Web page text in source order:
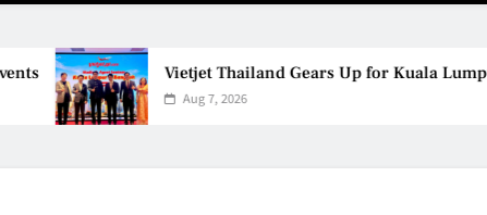
Vietjet Thailand Gears Up for Kuala
Aug 7, 2026